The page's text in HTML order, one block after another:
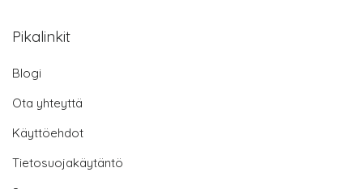
Pikalinkit
Blogi
Ota yhteyttä
Käyttöehdot
Tietosuojakäytäntö